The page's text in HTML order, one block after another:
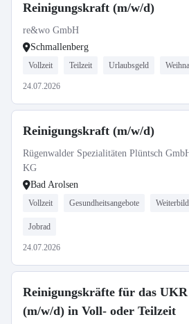
Reinigungskraft (m/w/d)
re&wo GmbH
Schmallenberg
Vollzeit Teilzeit Urlaubsgeld
24.07.2026
Reinigungskraft (m/w/d)
Rügenwalder Spezialitäten Plüntsch
KG
Bad Arolsen
Vollzeit Gesundheitsangebote
Jobrad
24.07.2026
Reinigungskräfte für das UKR
(m/w/d) in Voll- oder Teilzeit